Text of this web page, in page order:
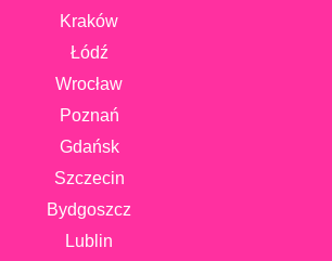
Kraków
Łódź
Wrocław
Poznań
Gdańsk
Szczecin
Bydgoszcz
Lublin